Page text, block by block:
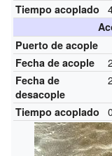
Tiempo acoplado
Puerto de acople
Fecha de acople
Fecha de
desacople
Tiempo acoplado